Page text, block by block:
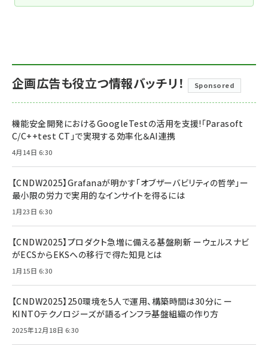
企画広告も役立つ情報バッチリ！ Sponsored
機能安全開発におけるGoogleTestの活用を支援!「Parasoft
C/C++test CT」で実現する効率化＆AI連携
4月14日 6:30
【CNDW2025】Grafanaが明かす「オブザーバビリティの哲学」ー
最小限の労力で実用的なインサイトを得るには
1月23日 6:30
【CNDW2025】プロダクト急増に備える基盤刷新 ーウェルスナビ
がECSからEKSへの移行で得た知見とは
1月15日 6:30
【CNDW2025】250環境を5人で運用、構築時間は30分に ー
KINTOテクノロジーズが語るインフラ基盤組織の作り方
2025年12月18日 6:30